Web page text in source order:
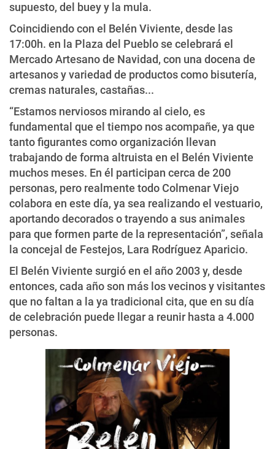
supuesto, del buey y la mula.
Coincidiendo con el Belén Viviente, desde las
17:00h. en la Plaza del Pueblo se celebrará el
Mercado Artesano de Navidad, con una docena de
artesanos y variedad de productos como bisutería,
cremas naturales, castañas...
“Estamos nerviosos mirando al cielo, es
fundamental que el tiempo nos acompañe, ya que
tanto figurantes como organización llevan
trabajando de forma altruista en el Belén Viviente
muchos meses. En él participan cerca de 200
personas, pero realmente todo Colmenar Viejo
colabora en este día, ya sea realizando el vestuario,
aportando decorados o trayendo a sus animales
para que formen parte de la representación”, señala
la concejal de Festejos, Lara Rodríguez Aparicio.
El Belén Viviente surgió en el año 2003 y, desde
entonces, cada año son más los vecinos y visitantes
que no faltan a la ya tradicional cita, que en su día
de celebración puede llegar a reunir hasta a 4.000
personas.